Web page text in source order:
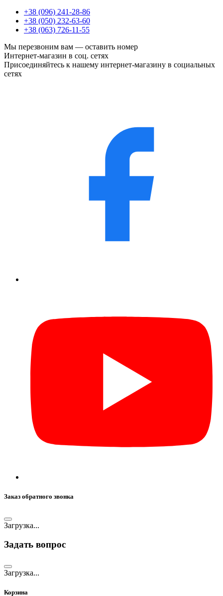
+38 (096) 241-28-86
+38 (050) 232-63-60
+38 (063) 726-11-55
Мы перезвоним вам — оставить номер
Интернет-магазин в соц. сетях
Присоединяйтесь к нашему интернет-магазину в социальных
сетях
Заказ обратного звонка
Загрузка...
Задать вопрос
Загрузка...
Корзина